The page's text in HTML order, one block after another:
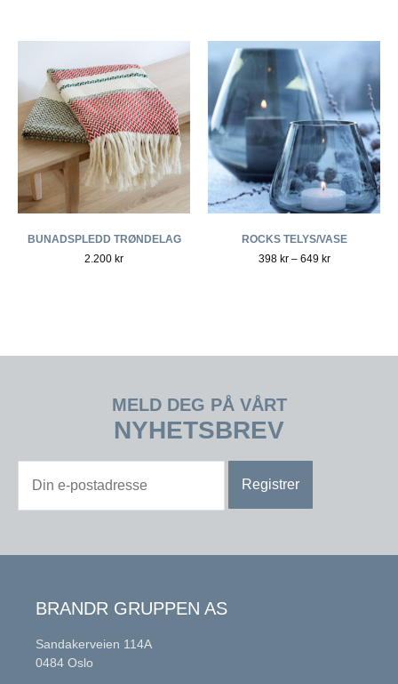
BUNADSPLEDD TRØNDELAG
2.200 kr
ROCKS TELYS/VASE
398 kr – 649 kr
MELD DEG PÅ VÅRT
NYHETSBREV
BRANDR GRUPPEN AS
Sandakerveien 114A
0484 Oslo